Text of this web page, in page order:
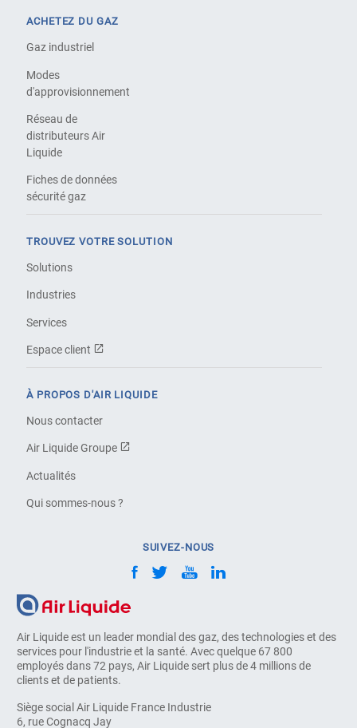
Air Liquide est un leader mondial des gaz, des technologies et des
services pour l'industrie et la santé. Avec quelque 67 800
employés dans 72 pays, Air Liquide sert plus de 4 millions de
clients et de patients.
Siège social Air Liquide France Industrie
6, rue Cognacq Jay
ACHETEZ DU GAZ
Gaz industriel
Modes
d'approvisionnement
Réseau de
distributeurs Air
Liquide
Fiches de données
sécurité gaz
TROUVEZ VOTRE SOLUTION
Solutions
Industries
Services
Espace client
À PROPOS D'AIR LIQUIDE
Nous contacter
Air Liquide Groupe
Actualités
Qui sommes-nous ?
SUIVEZ-NOUS